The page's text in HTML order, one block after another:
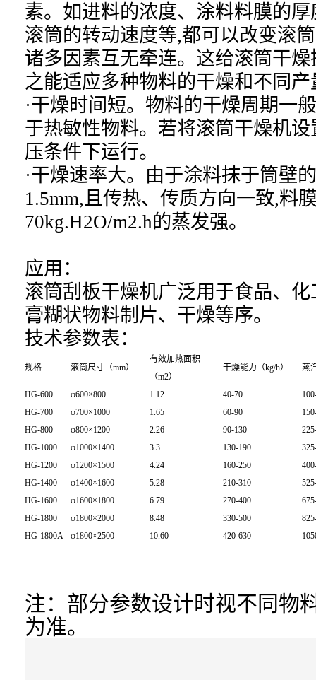
素。如进料的浓度、涂料料膜的
滚筒的转动速度等,都可以改变滚
诸多因素互无牵连。这给滚筒干
之能适应多种物料的干燥和不同
·干燥时间短。物料的干燥周期一
于热敏性物料。若将滚筒干燥机
压条件下运行。
·干燥速率大。由于涂料抹于筒壁
1.5mm,且传热、传质方向一致,料
70kg.H2O/m2.h的蒸发强。
应用：
滚筒刮板干燥机广泛用于食品、
膏糊状物料制片、干燥等序。
技术参数表：
规格 滚筒尺寸（mm）
有效加热面积
（m2）
干燥能力（kg/h） 蒸
HG-600 φ600×800 1.12 40-70
HG-700
φ700×1000 1.65 60-90
HG-800
φ800×1200 2.26 90-130
HG-1000
φ1000×1400 3.3 130-190
HG-1200
φ1200×1500 4.24 160-250
HG-1400
φ1400×1600 5.28 210-310
HG-1600
φ1600×1800 6.79 270-400
HG-1800
φ1800×2000 8.48 330-500
HG-1800A
φ1800×2500 10.60 420-630
注：部分参数设计时视不同物
为准。